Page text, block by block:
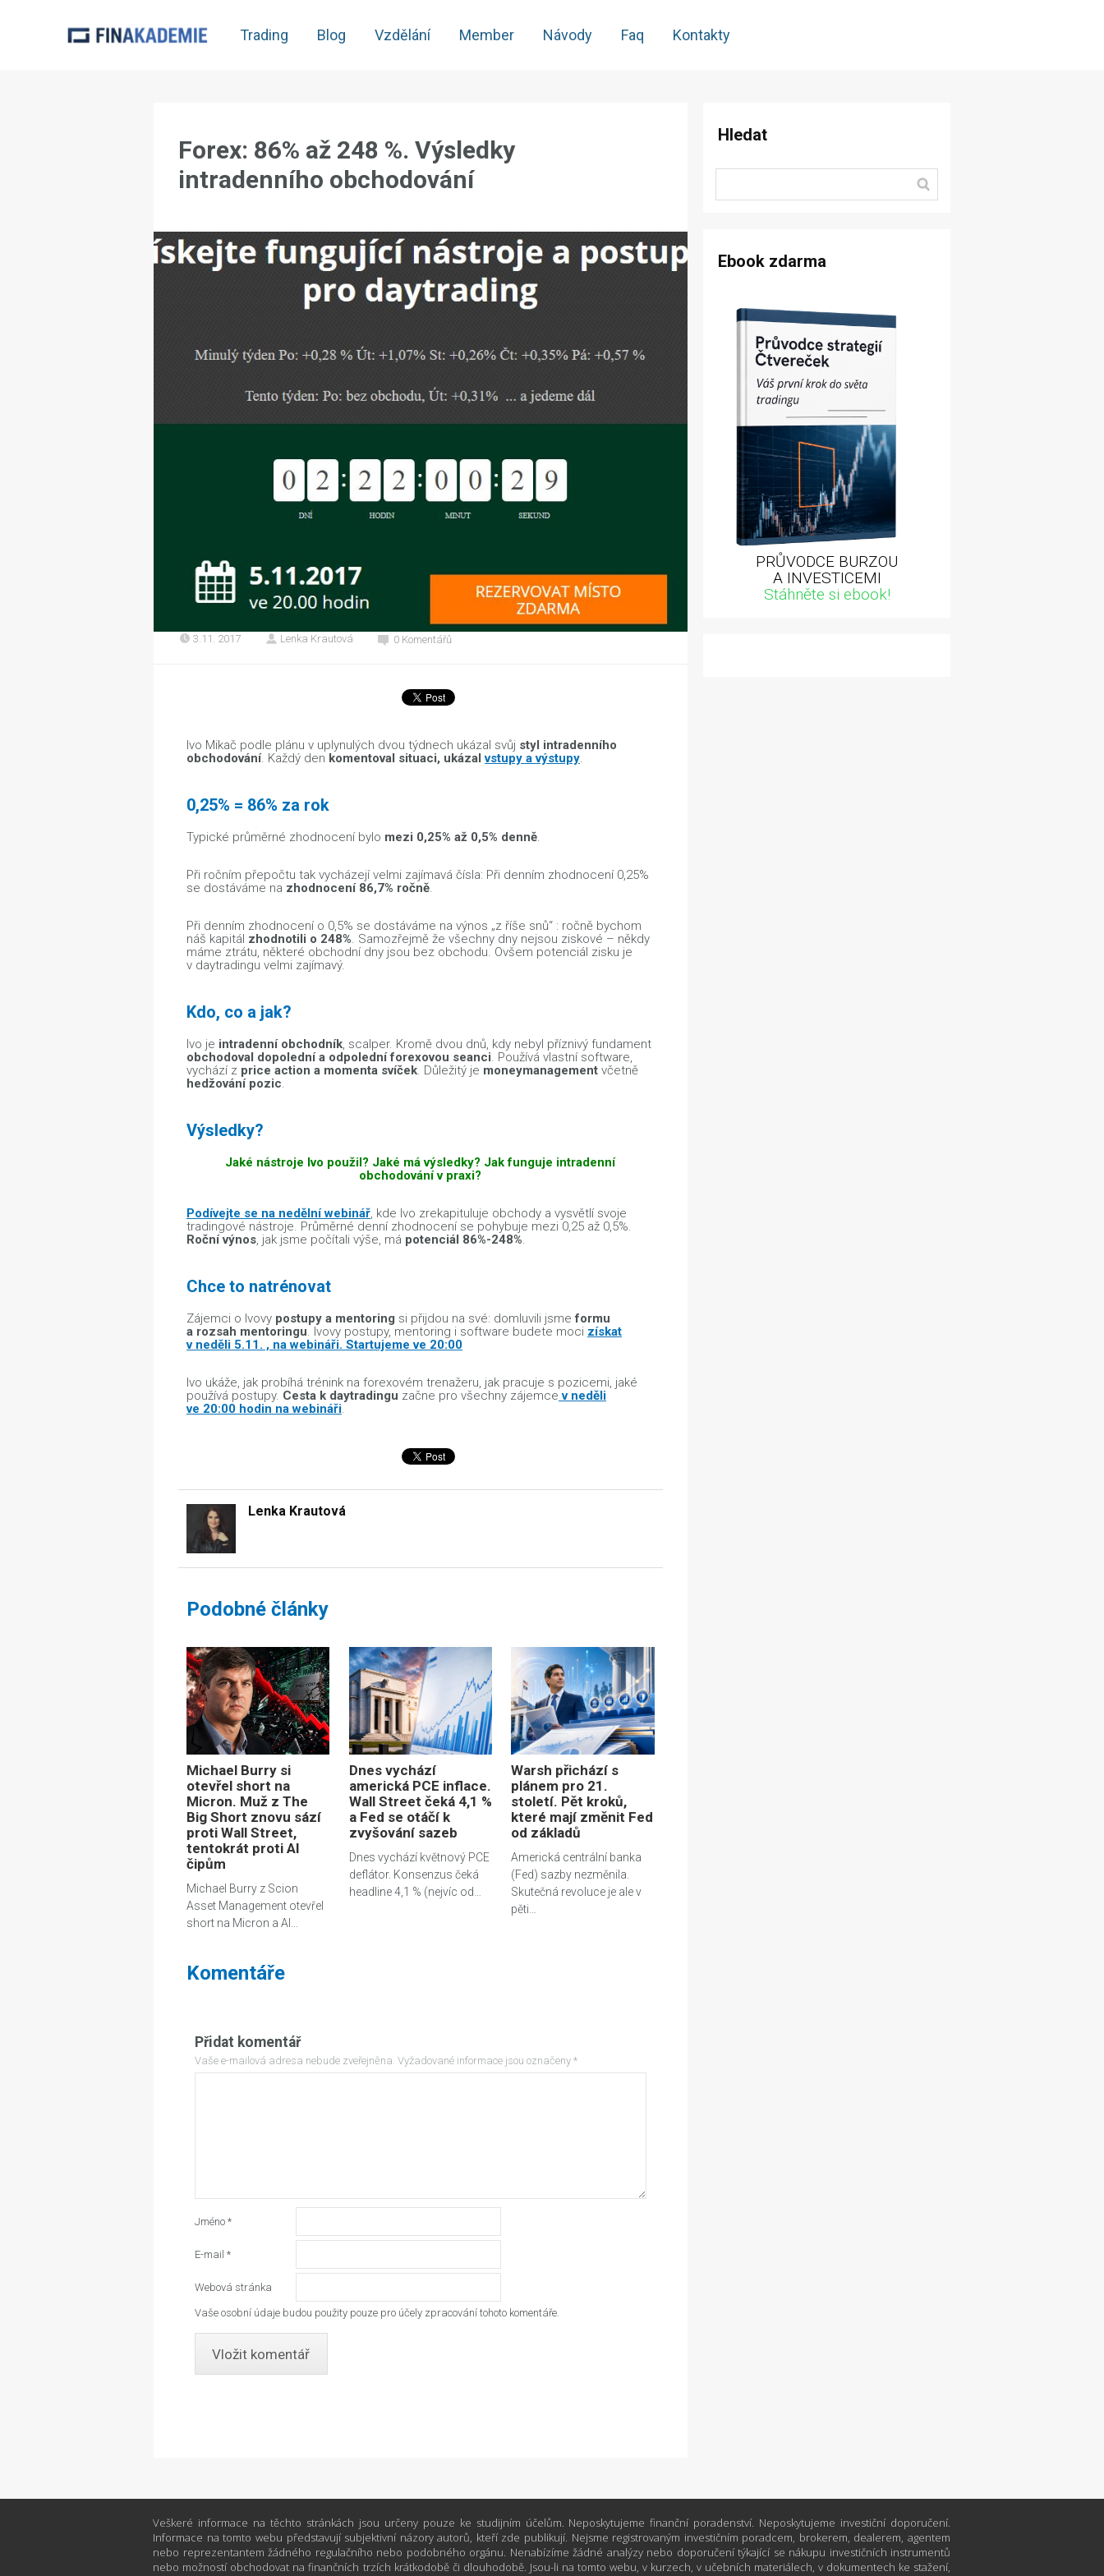
Trading Blog Vzdělání Member Návody Faq Kontakty
Forex: 86% až 248 %. Výsledky
intradenního obchodování
3.11. 2017 Lenka Krautová 0 Komentářů
Ivo Mikač podle plánu v uplynulých dvou týdnech ukázal svůj styl intradenního
obchodování. Každý den komentoval situaci, ukázalvstupy a výstupy.
0,25% = 86% za rok
Typické průměrné zhodnocení bylo mezi 0,25% až 0,5% denně.
Při ročním přepočtu tak vycházejí velmi zajímavá čísla: Při denním zhodnocení 0,25%
se dostáváme na zhodnocení 86,7% ročně.
Při denním zhodnocení o 0,5% se dostáváme na výnos „z říše snů“ : ročně bychom
náš kapitál zhodnotili o 248%. Samozřejmě že všechny dny nejsou ziskové – někdy
máme ztrátu, některé obchodní dny jsou bez obchodu. Ovšem potenciál zisku je
v daytradingu velmi zajímavý.
Kdo, co a jak?
Ivo je intradenní obchodník, scalper. Kromě dvou dnů, kdy nebyl příznivý fundament
obchodoval dopolední a odpolední forexovou seanci. Používá vlastní software,
vychází z price action a momenta svíček. Důležitý je moneymanagement včetně
hedžování pozic.
Výsledky?
Jaké nástroje Ivo použil? Jaké má výsledky? Jak funguje intradenní
obchodování v praxi?
Podívejte se na nedělní webinář, kde Ivo zrekapituluje obchody a vysvětlí svoje
tradingové nástroje. Průměrné denní zhodnocení se pohybuje mezi 0,25 až 0,5%.
Roční výnos, jak jsme počítali výše, má potenciál 86%-248%.
Chce to natrénovat
Zájemci o Ivovy postupy a mentoring si přijdou na své: domluvili jsmeformu
a rozsah mentoringu. Ivovy postupy, mentoring i software budete moci získat
v neděli 5.11. , na webináři. Startujeme ve 20:00
Ivo ukáže, jak probíhá trénink na forexovém trenažeru, jak pracuje s pozicemi, jaké
používá postupy. Cesta k daytradingu začne pro všechny zájemce v neděli
ve 20:00 hodin na webináři.
Lenka Krautová
Podobné články
Michael Burry si
otevřel short na
Micron. Muž z The
Big Short znovu sází
proti Wall Street,
tentokrát proti AI
čipům
Michael Burry z Scion
Asset Management otevřel
short na Micron a AI…
Dnes vychází
americká PCE inflace.
Wall Street čeká 4,1 %
a Fed se otáčí k
zvyšování sazeb
Dnes vychází květnový PCE
deflátor. Konsenzus čeká
headline 4,1 % (nejvíc od…
Warsh přichází s
plánem pro 21.
století. Pět kroků,
které mají změnit Fed
od základů
Americká centrální banka
(Fed) sazby nezměnila.
Skutečná revoluce je ale v
pěti…
Komentáře
Přidat komentář
Vaše e-mailová adresa nebude zveřejněna. Vyžadované informace jsou označeny *
Jméno *
E-mail *
Webová stránka
Vaše osobní údaje budou použity pouze pro účely zpracování tohoto komentáře.
Hledat
Ebook zdarma
PRŮVODCE BURZOU
A INVESTICEMI
Stáhněte si ebook!
Veškeré informace na těchto stránkách jsou určeny pouze ke studijním účelům. Neposkytujeme finanční poradenství. Neposkytujeme investiční doporučení.
Informace na tomto webu představují subjektivní názory autorů, kteří zde publikují. Nejsme registrovaným investičním poradcem, brokerem, dealerem, agentem
nebo reprezentantem žádného regulačního nebo podobného orgánu. Nenabízíme žádné analýzy nebo doporučení týkající se nákupu investičních instrumentů
nebo možností obchodovat na finančních trzích krátkodobě či dlouhodobě. Jsou-li na tomto webu, v kurzech, v učebních materiálech, v dokumentech ke stažení,